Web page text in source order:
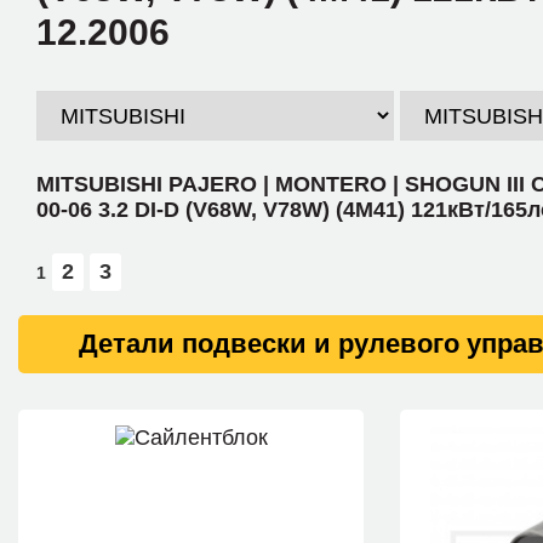
12.2006
MITSUBISHI PAJERO | MONTERO | SHOGUN III
00-06 3.2 DI-D (V68W, V78W) (4M41) 121кВт/
1 2 3
Детали подвески и рулевого